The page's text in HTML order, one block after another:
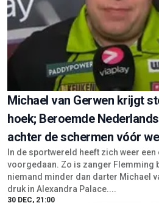
Michael van Gerwen krijgt
hoek; Beroemde
achter de schermen vóór
In de sportwereld heeft zich weer
voorgedaan. Zo is zanger Flemming
niemand minder dan darter Michael
druk in Alexandra Palace....
30 DEC, 21:00